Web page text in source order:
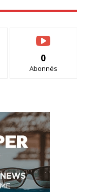
0
Abonnés